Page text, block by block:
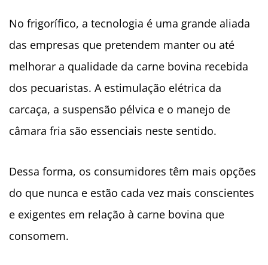
No frigorífico, a tecnologia é uma grande aliada
das empresas que pretendem manter ou até
melhorar a qualidade da carne bovina recebida
dos pecuaristas. A estimulação elétrica da
carcaça, a suspensão pélvica e o manejo de
câmara fria são essenciais neste sentido.
Dessa forma, os consumidores têm mais opções
do que nunca e estão cada vez mais conscientes
e exigentes em relação à carne bovina que
consomem.